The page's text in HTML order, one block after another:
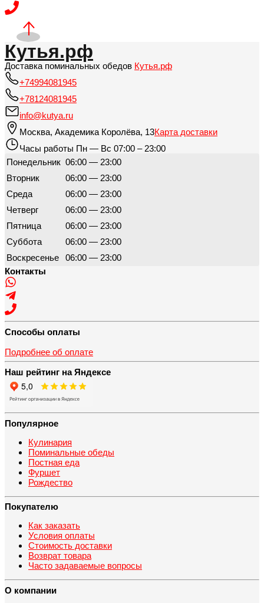
Кутья.рф
Доставка поминальных обедов Кутья.рф
+74994081945
+78124081945
info@kutya.ru
Москва, Академика Королёва, 13Карта доставки
Часы работы Пн — Вс 07:00 – 23:00
Понедельник 06:00 — 23:00
Вторник
06:00 — 23:00
Среда
06:00 — 23:00
Четверг
06:00 — 23:00
Пятница
06:00 — 23:00
Суббота
06:00 — 23:00
Воскресенье
06:00 — 23:00
Контакты
Способы оплаты
Подробнее об оплате
Наш рейтинг на Яндексе
Популярное
Кулинария
Поминальные обеды
Постная еда
Фуршет
Рождество
Покупателю
Как заказать
Условия оплаты
Стоимость доставки
Возврат товара
Часто задаваемые вопросы
О компании